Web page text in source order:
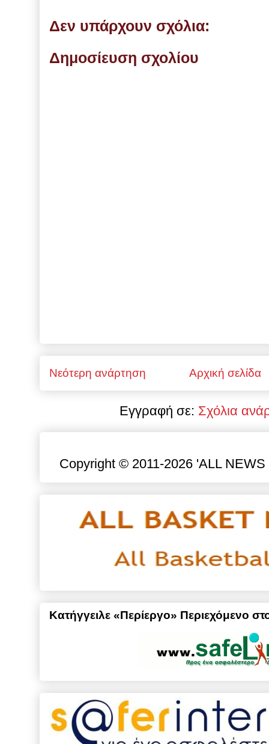
Δεν υπάρχουν σχόλια:
Δημοσίευση σχολίου
Νεότερη ανάρτηση Αρχική σελίδα
Εγγραφή σε: Σχόλια
Copyright © 2011-2026 'ALL
Κατήγγειλε «Περίεργο» Περιεχόμενο